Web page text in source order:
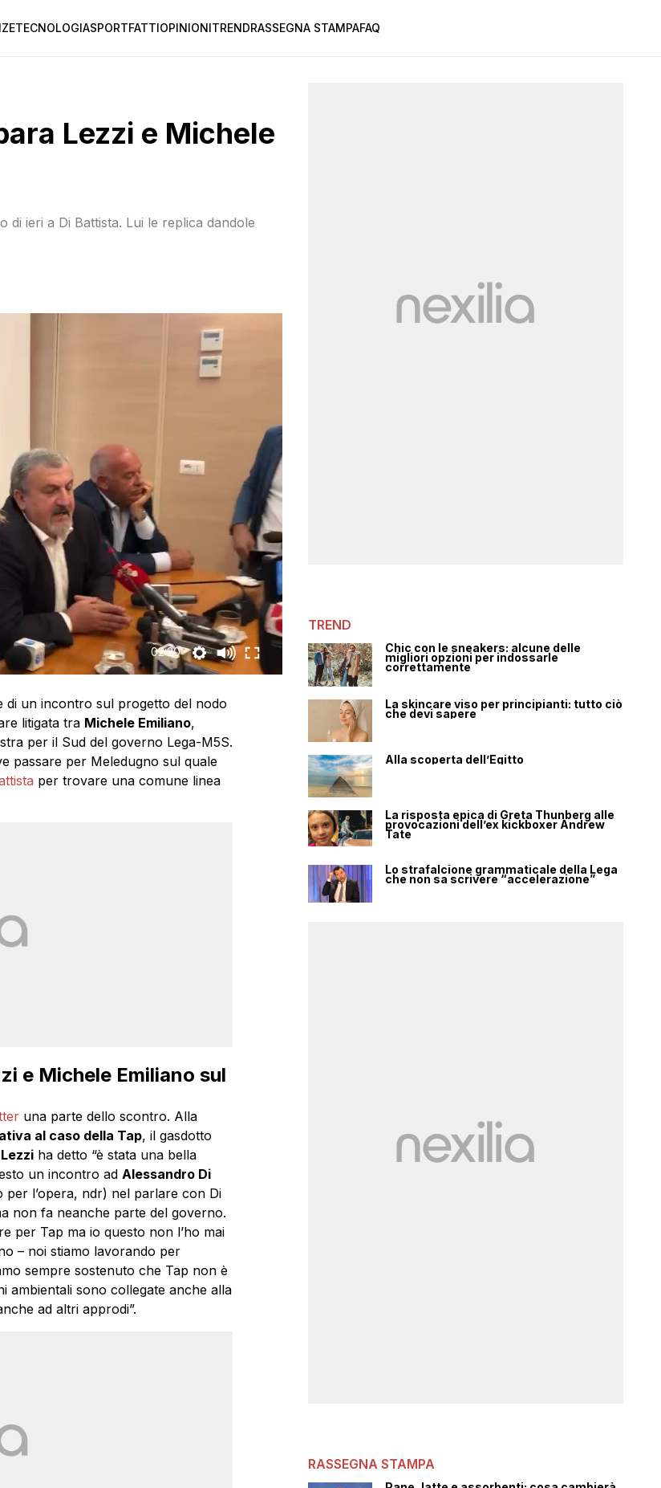
TECNOLOGIASPORTFATTIOPINIONITRENDRASSEGNA STAMPAFAQ
Lezzi e Michele
di ieri a Di Battista. Lui le replica dandole
02:20
di un incontro sul progetto del nodo
litigata tra Michele Emiliano,
per il Sud del governo Lega-M5S.
passare per Meledugno sul quale
per trovare una comune linea
e Michele Emiliano sul
una parte dello scontro. Alla
al caso della Tap, il gasdotto
ha detto “è stata una bella
un incontro ad Alessandro Di
per l’opera, ndr) nel parlare con Di
non fa neanche parte del governo.
per Tap ma io questo non l’ho mai
– noi stiamo lavorando per
sempre sostenuto che Tap non è
ambientali sono collegate anche alla
ad altri approdi”.
TREND
Chic con le sneakers: alcune delle
migliori opzioni per indossarle
correttamente
La skincare viso per principianti: tutto ciò
che devi sapere
Alla scoperta dell’Egitto
La risposta epica di Greta Thunberg alle
provocazioni dell’ex kickboxer Andrew
Tate
Lo strafalcione grammaticale della Lega
che non sa scrivere “accelerazione”
RASSEGNA STAMPA